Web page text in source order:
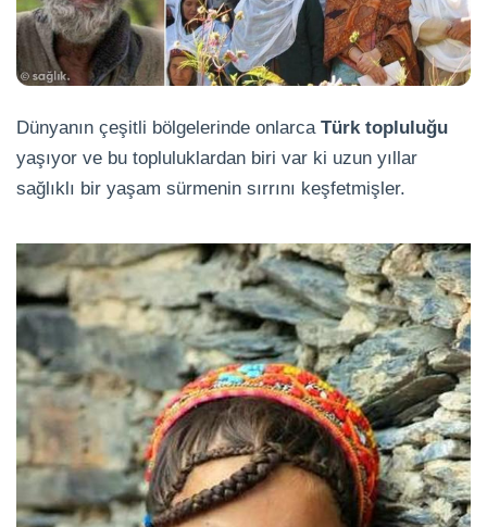
Dünyanın çeşitli bölgelerinde onlarca Türk topluluğu
yaşıyor ve bu topluluklardan biri var ki uzun yıllar
sağlıklı bir yaşam sürmenin sırrını keşfetmişler.